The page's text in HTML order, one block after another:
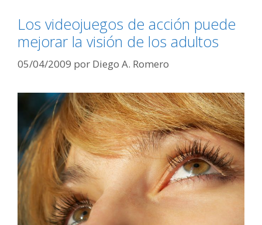
Los videojuegos de acción puede
mejorar la visión de los adultos
05/04/2009 por Diego A. Romero